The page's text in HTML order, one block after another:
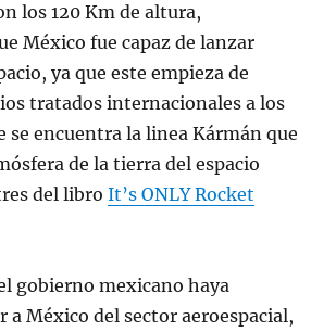
los 120 Km de altura,
México fue capaz de lanzar
ya que este empieza de
tratados internacionales a los
se encuentra la linea Kármán que
de la tierra del espacio
del libroIt’s ONLY Rocket
gobierno mexicano haya
a México del sector aeroespacial,